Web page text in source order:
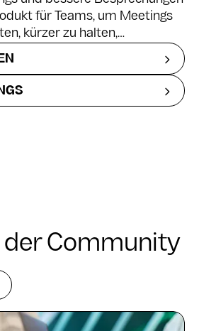
für Teams, um Meetings
kürzer zu halten,
und effektiver zu
der Community